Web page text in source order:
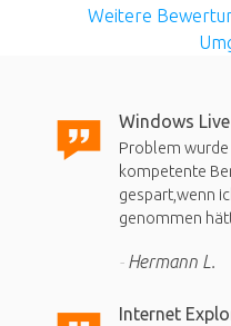
Weitere
Windows Live
Problem
kompetente
gespart,wenn
genommen
Hermann L.
Internet